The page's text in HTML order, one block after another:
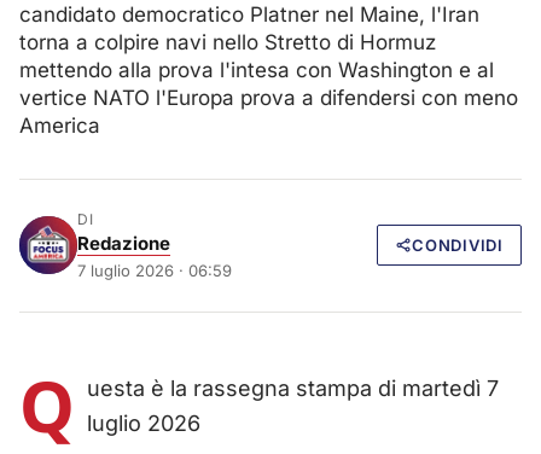
candidato democratico Platner nel Maine, l'Iran
torna a colpire navi nello Stretto di Hormuz
mettendo alla prova l'intesa con Washington e al
vertice NATO l'Europa prova a difendersi con meno
America
DI
Redazione
7 luglio 2026 · 06:59
CONDIVIDI
Q
uesta è la rassegna stampa di martedì 7
luglio 2026